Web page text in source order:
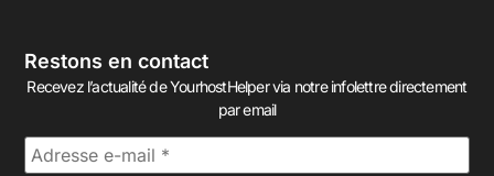
Restons en contact
Recevez l’actualité de YourhostHelper via notre infolettre directement
par email